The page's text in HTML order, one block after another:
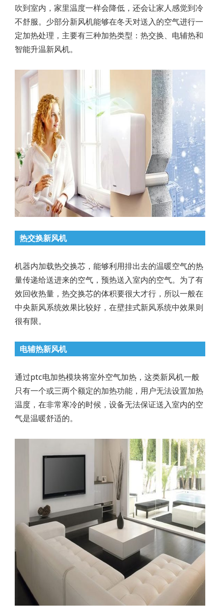
吹到室内，家里温度一样会降低，还会让家人感觉到冷
不舒服。少部分新风机能够在冬天对送入的空气进行一
定加热处理，主要有三种加热类型：热交换、电辅热和
智能升温新风机。
热交换新风机
机器内加载热交换芯，能够利用排出去的温暖空气的热
量传递给送进来的空气，预热送入室内的空气。为了有
效回收热量，热交换芯的体积要很大才行，所以一般在
中央新风系统效果比较好，在壁挂式新风系统中效果则
很有限。
电辅热新风机
通过ptc电加热模块将室外空气加热，这类新风机一般
只有一个或三两个额定的加热功能，用户无法设置加热
温度，在非常寒冷的时候，设备无法保证送入室内的空
气是温暖舒适的。